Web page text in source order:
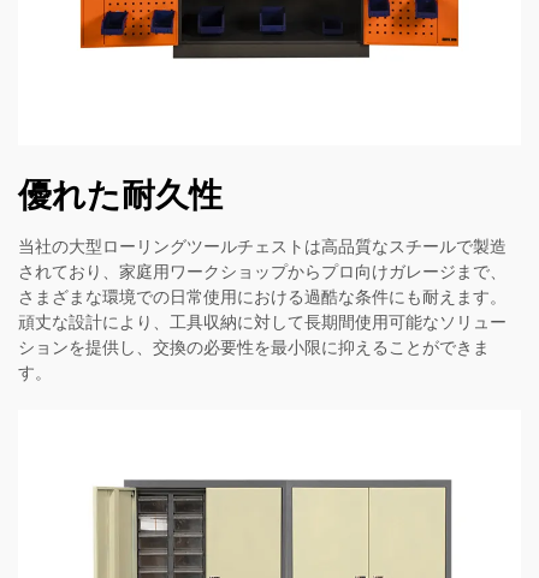
優れた耐久性
当社の大型ローリングツールチェストは高品質なスチールで製造
されており、家庭用ワークショップからプロ向けガレージまで、
さまざまな環境での日常使用における過酷な条件にも耐えます。
頑丈な設計により、工具収納に対して長期間使用可能なソリュー
ションを提供し、交換の必要性を最小限に抑えることができま
す。